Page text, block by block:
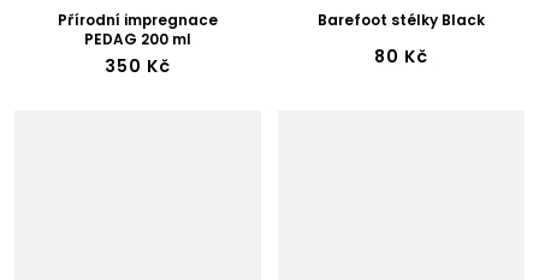
Přírodní impregnace
PEDAG 200 ml
350 Kč
Barefoot stélky Black
80 Kč